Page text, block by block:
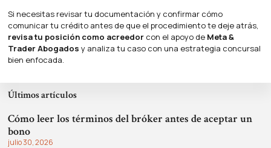
Últimos artículos
Cómo leer los términos del bróker antes de aceptar un
bono
julio 30, 2026
Si necesitas revisar tu documentación y confirmar cómo
comunicar tu crédito antes de que el procedimiento te deje atrás,
revisa tu posición como acreedor con el apoyo de Meta &
Trader Abogados y analiza tu caso con una estrategia concursal
bien enfocada.